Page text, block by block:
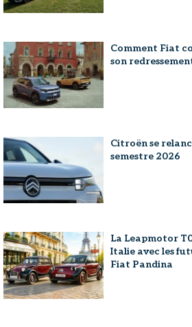
Comment Fiat
son
Citroën se
semestre 2026
La Leapmotor
Italie avec les
Fiat Pandina